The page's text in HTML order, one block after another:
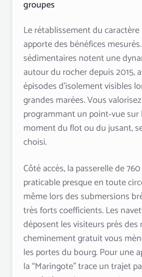
groupes
Le rétablissement du
apporte des bénéfices
sédimentaires notent une
autour du rocher depuis 2015,
épisodes d’isolement visibles
grandes marées. Vous
programmant un point‑vue sur
moment du flot ou du jusant,
choisi.
Côté accès, la passerelle de
praticable presque en toute
même lors des submersions
très forts coefficients. Les
déposent les visiteurs près des
cheminement gratuit vous
les portes du bourg. Pour une
la “Maringote” trace un trajet